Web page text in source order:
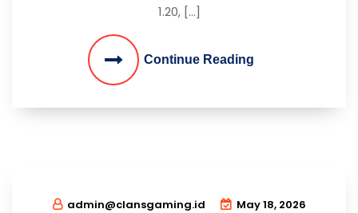
1.20, […]
Continue Reading
admin@clansgaming.id May 18, 2026